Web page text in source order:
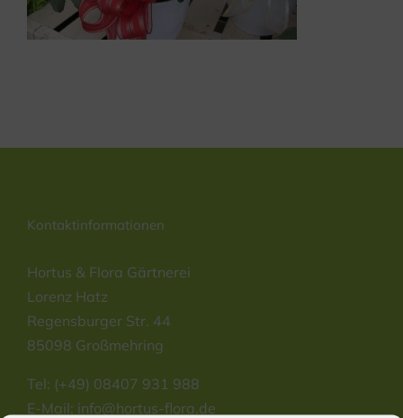
Kontaktinformationen
Hortus & Flora Gärtnerei
Lorenz Hatz
Regensburger Str. 44
85098 Großmehring
Tel: (+49) 08407 931 988
E-Mail: info@hortus-flora.de